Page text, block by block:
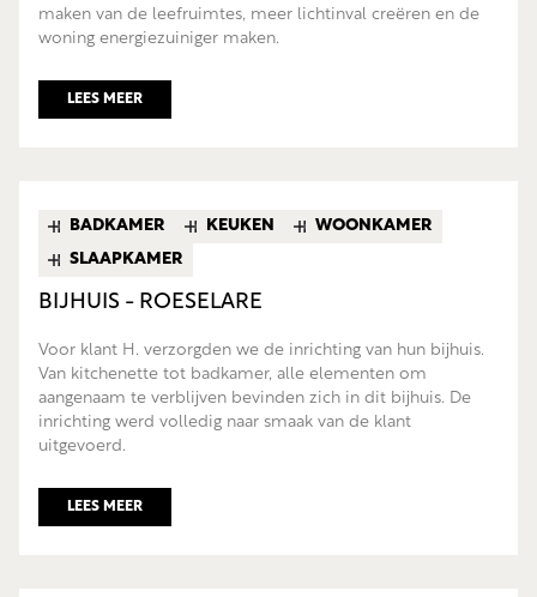
maken van de leefruimtes, meer lichtinval creëren en de
woning energiezuiniger maken.
LEES MEER
BADKAMER KEUKEN
WOONKAMER
SLAAPKAMER
BIJHUIS - ROESELARE
Voor klant H. verzorgden we de inrichting van hun bijhuis.
Van kitchenette tot badkamer, alle elementen om
aangenaam te verblijven bevinden zich in dit bijhuis. De
inrichting werd volledig naar smaak van de klant
uitgevoerd.
LEES MEER